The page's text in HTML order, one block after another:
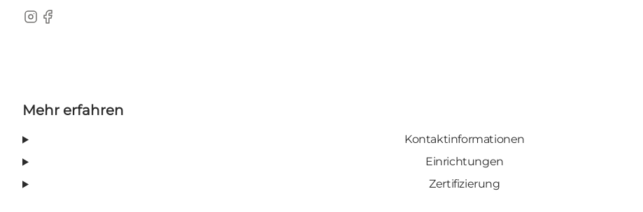
Instagram
Facebook
Mehr erfahren
Kontaktinformationen
Einrichtungen
Zertifizierung